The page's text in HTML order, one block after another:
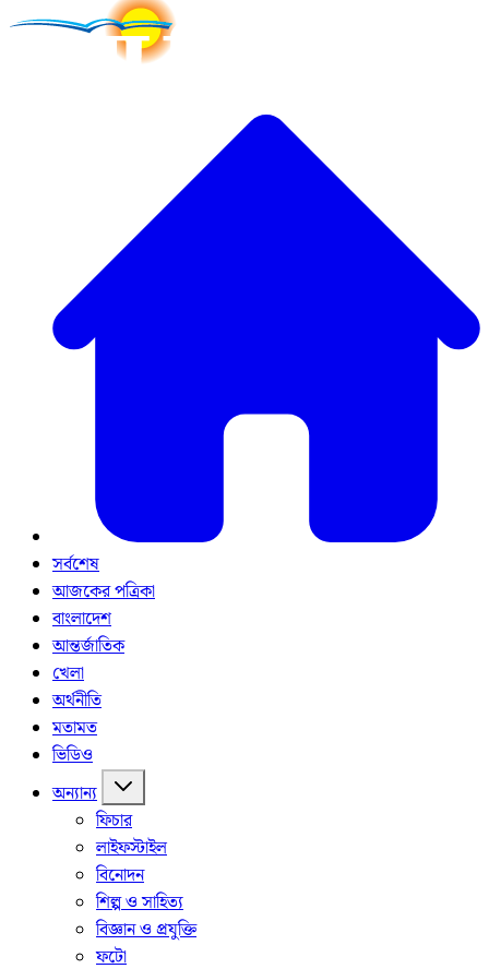
সর্বশেষ
আজকের পত্রিকা
বাংলাদেশ
আন্তর্জাতিক
খেলা
অর্থনীতি
মতামত
ভিডিও
অন্যান্য
ফিচার
লাইফস্টাইল
বিনোদন
শিল্প ও সাহিত্য
বিজ্ঞান ও প্রযুক্তি
ফটো